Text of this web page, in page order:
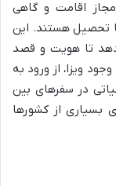
اقامت و گاهی
تحصیل هستند. این
دهد تا هویت و قصد
ویزا، از ورود به
در سفرهای بین
بسیاری از کشورها